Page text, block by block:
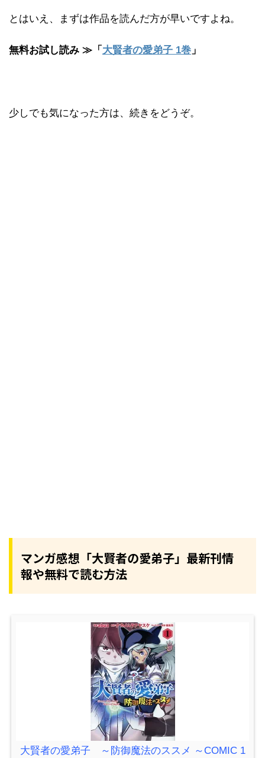
とはいえ、まずは作品を読んだ方が早いですよね。
無料お試し読み ≫「 大賢者の愛弟子 1巻 」
少しでも気になった方は、続きをどうぞ。
マンガ感想「大賢者の愛弟子」最新刊情
報や無料で読む方法
大賢者の愛弟子 ～防御魔法のススメ ～COMIC 1